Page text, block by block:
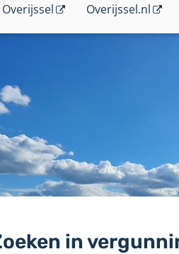
Overijssel.nl
in